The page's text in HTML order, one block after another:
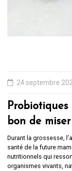
24 septembre
Probiotiques
bon de
Durant la grossesse,
santé de la future
nutritionnels qui
organismes vivants,